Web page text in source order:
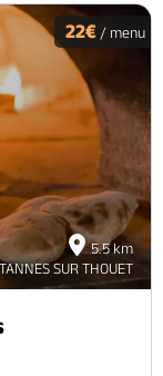
5.5 km
SUR THOUET
22€ / menu